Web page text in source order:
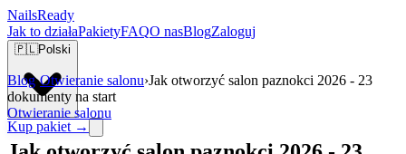
NailsReady
Jak to działaPakietyFAQO nasBlogZaloguj
🇵🇱Polski
Kup pakiet →
Blog›Otwieranie salonu›Jak otworzyć salon paznokci 2026 - 23
dokumenty na start
Otwieranie salonu